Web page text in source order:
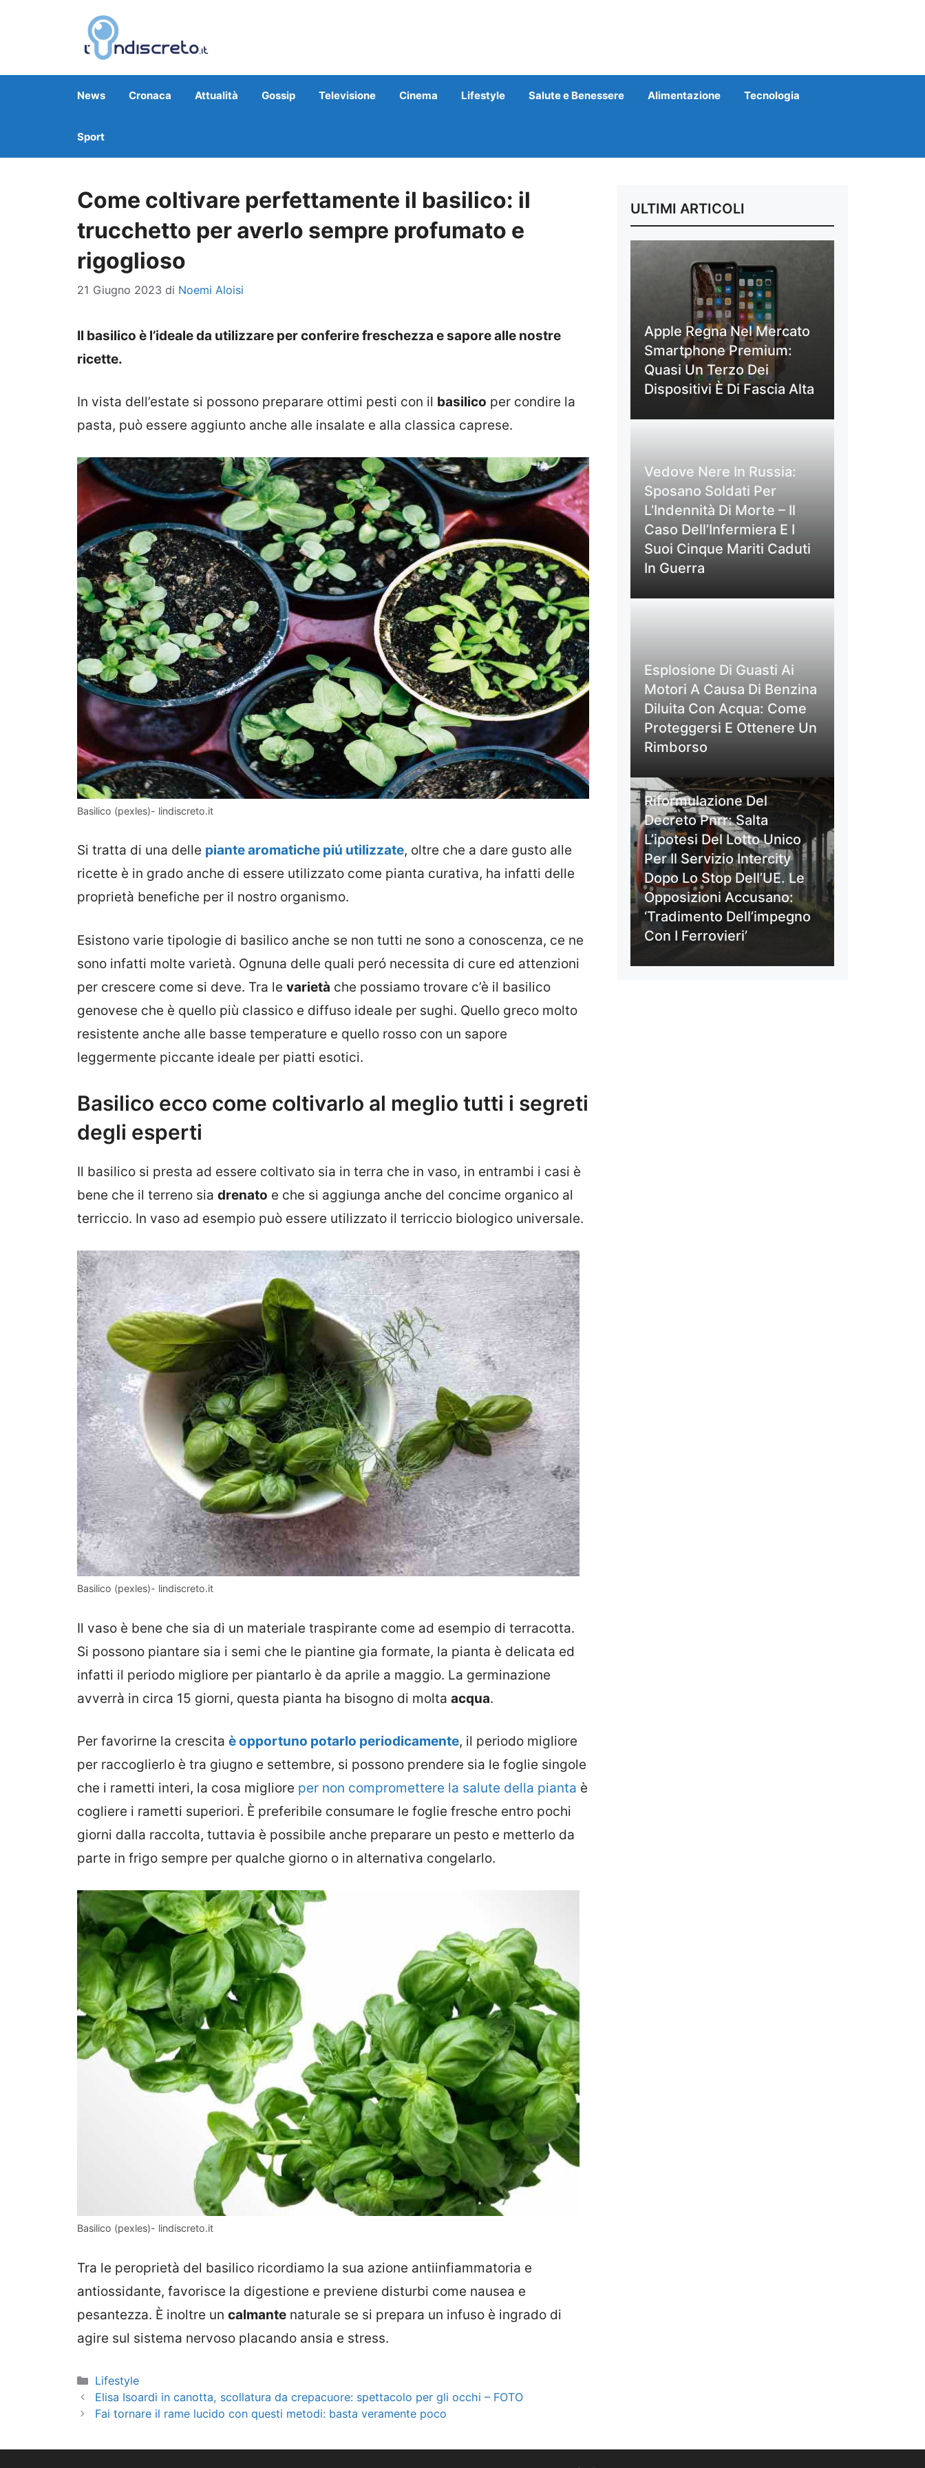
News Cronaca Attualità Gossip Televisione Cinema Lifestyle Salute e Benessere Alimentazione Tecnologia
Sport
Come coltivare perfettamente il basilico: il
trucchetto per averlo sempre profumato e
rigoglioso
21 Giugno 2023 di Noemi Aloisi
Il basilico è l’ideale da utilizzare per conferire freschezza e sapore alle nostre
ricette.
In vista dell’estate si possono preparare ottimi pesti con il basilico per condire la
pasta, può essere aggiunto anche alle insalate e alla classica caprese.
Basilico (pexles)- lindiscreto.it
Si tratta di una delle piante aromatiche piú utilizzate, oltre che a dare gusto alle
ricette è in grado anche di essere utilizzato come pianta curativa, ha infatti delle
proprietà benefiche per il nostro organismo.
Esistono varie tipologie di basilico anche se non tutti ne sono a conoscenza, ce ne
sono infatti molte varietà. Ognuna delle quali peró necessita di cure ed attenzioni
per crescere come si deve. Tra le varietà che possiamo trovare c’è il basilico
genovese che è quello più classico e diffuso ideale per sughi. Quello greco molto
resistente anche alle basse temperature e quello rosso con un sapore
leggermente piccante ideale per piatti esotici.
Basilico ecco come coltivarlo al meglio tutti i segreti
degli esperti
Il basilico si presta ad essere coltivato sia in terra che in vaso, in entrambi i casi è
bene che il terreno sia drenato e che si aggiunga anche del concime organico al
terriccio. In vaso ad esempio può essere utilizzato il terriccio biologico universale.
Basilico (pexles)- lindiscreto.it
Il vaso è bene che sia di un materiale traspirante come ad esempio di terracotta.
Si possono piantare sia i semi che le piantine gia formate, la pianta è delicata ed
infatti il periodo migliore per piantarlo è da aprile a maggio. La germinazione
avverrà in circa 15 giorni, questa pianta ha bisogno di molta acqua.
Per favorirne la crescita è opportuno potarlo periodicamente, il periodo migliore
per raccoglierlo è tra giugno e settembre, si possono prendere sia le foglie singole
che i rametti interi, la cosa migliore per non compromettere la salute della pianta è
cogliere i rametti superiori. È preferibile consumare le foglie fresche entro pochi
giorni dalla raccolta, tuttavia è possibile anche preparare un pesto e metterlo da
parte in frigo sempre per qualche giorno o in alternativa congelarlo.
Basilico (pexles)- lindiscreto.it
Tra le peroprietà del basilico ricordiamo la sua azione antiinfiammatoria e
antiossidante, favorisce la digestione e previene disturbi come nausea e
pesantezza. È inoltre un calmante naturale se si prepara un infuso è ingrado di
agire sul sistema nervoso placando ansia e stress.
Categorie
Lifestyle
Elisa Isoardi in canotta, scollatura da crepacuore: spettacolo per gli occhi – FOTO
Fai tornare il rame lucido con questi metodi: basta veramente poco
ULTIMI ARTICOLI
Apple Regna Nel Mercato
Smartphone Premium:
Quasi Un Terzo Dei
Dispositivi È Di Fascia Alta
Vedove Nere In Russia:
Sposano Soldati Per
L’Indennità Di Morte – Il
Caso Dell’Infermiera E I
Suoi Cinque Mariti Caduti
In Guerra
Esplosione Di Guasti Ai
Motori A Causa Di Benzina
Diluita Con Acqua: Come
Proteggersi E Ottenere Un
Rimborso
Riformulazione Del
Decreto Pnrr: Salta
L’ipotesi Del Lotto Unico
Per Il Servizio Intercity
Dopo Lo Stop Dell’UE. Le
Opposizioni Accusano:
‘Tradimento Dell’impegno
Con I Ferrovieri’